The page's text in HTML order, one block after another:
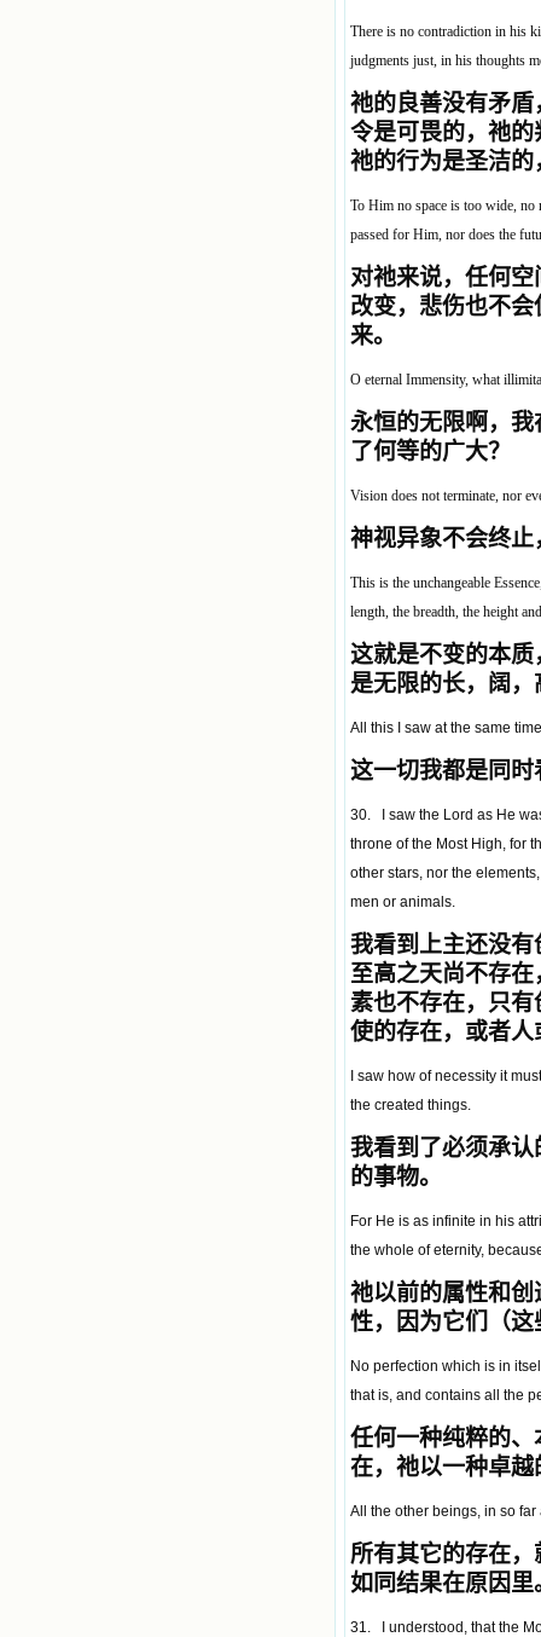
There is no contradiction in his
judgments just, in his thoughts
祂的良善没有矛
令是可畏的，祂
祂的行为是圣洁
To Him no space is too wide, no
passed for Him, nor does the
对祂来说，任何
改变，悲伤也不
来。
O eternal Immensity, what
永恒的无限啊，
了何等的广大？
Vision does not terminate, nor
神视异象不会终
This is the unchangeable
length, the breadth, the height
这就是不变的本
是无限的长，阔
All this I saw at the same
这一切我都是同
30. I saw the Lord as He
throne of the Most High, for
other stars, nor the
men or animals.
我看到上主还没
至高之天尚不存
素也不存在，只
使的存在，或者
I saw how of necessity it
the created things.
我看到了必须承
的事物。
For He is as infinite in his
the whole of eternity,
祂以前的属性和
性，因为它们（
No perfection which is in
that is, and contains all the
任何一种纯粹的
在，祂以一种卓
All the other beings, in so
所有其它的存在
如同结果在原因里
31. I understood, that the